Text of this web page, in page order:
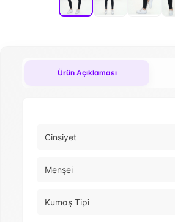
Ürün Açıklaması
Cinsiyet
Menşei
Kumaş Tipi